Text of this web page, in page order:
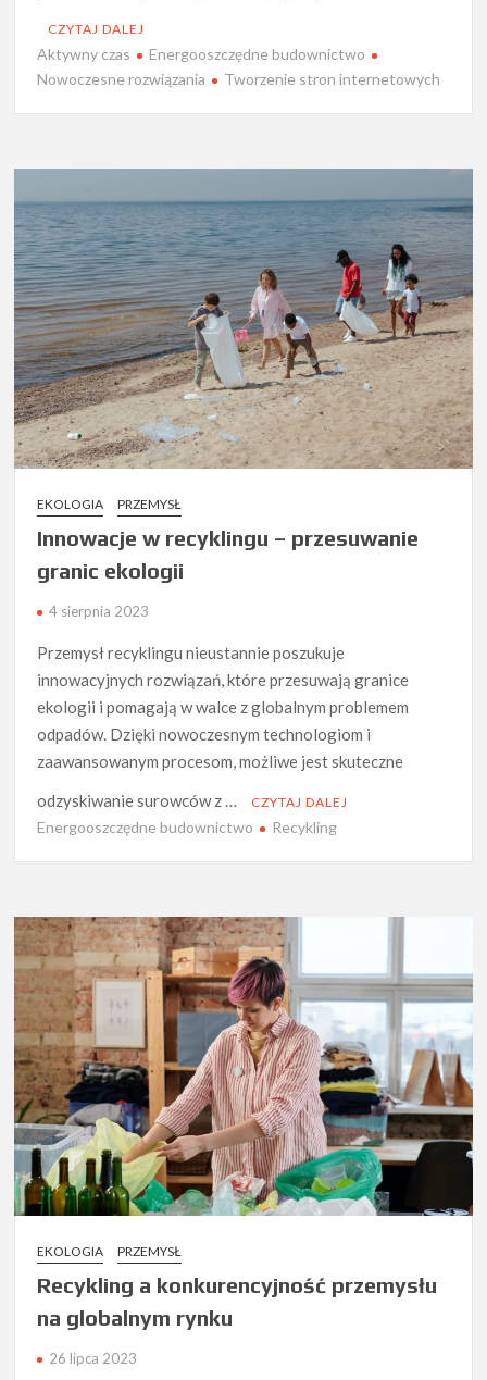
CZYTAJ DALEJ
Aktywny czas
Energooszczędne budownictwo
Nowoczesne rozwiązania
Tworzenie stron internetowych
EKOLOGIA PRZEMYSŁ
Innowacje w recyklingu – przesuwanie
granic ekologii
4 sierpnia 2023
Przemysł recyklingu nieustannie poszukuje
innowacyjnych rozwiązań, które przesuwają granice
ekologii i pomagają w walce z globalnym problemem
odpadów. Dzięki nowoczesnym technologiom i
zaawansowanym procesom, możliwe jest skuteczne
odzyskiwanie surowców z …
CZYTAJ DALEJ
Energooszczędne budownictwo Recykling
EKOLOGIA PRZEMYSŁ
Recykling a konkurencyjność przemysłu
na globalnym rynku
26 lipca 2023